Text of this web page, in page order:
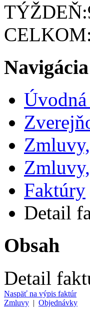
TÝŽDEŇ:
CELKOM:
Navigácia
Faktúry
Detail
Obsah
Detail
Naspäť na výpis faktúr
Zmluvy | Objednávky